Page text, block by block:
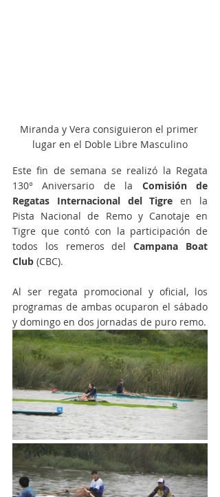
Miranda y Vera consiguieron el primer
lugar en el Doble Libre Masculino
Este fin de semana se realizó la Regata
130° Aniversario de la Comisión de
Regatas Internacional del Tigre en la
Pista Nacional de Remo y Canotaje en
Tigre que contó con la participación de
todos los remeros del Campana Boat
Club (CBC).
Al ser regata promocional y oficial, los
programas de ambas ocuparon el sábado